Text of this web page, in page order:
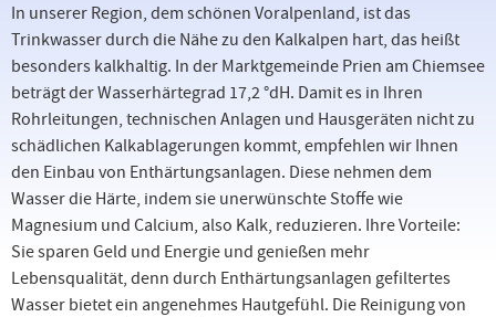
In unserer Region, dem schönen Voralpenland, ist das
Trinkwasser durch die Nähe zu den Kalkalpen hart, das heißt
besonders kalkhaltig. In der Marktgemeinde Prien am Chiemsee
beträgt der Wasserhärtegrad 17,2 °dH. Damit es in Ihren
Rohrleitungen, technischen Anlagen und Hausgeräten nicht zu
schädlichen Kalkablagerungen kommt, empfehlen wir Ihnen
den Einbau von Enthärtungsanlagen. Diese nehmen dem
Wasser die Härte, indem sie unerwünschte Stoffe wie
Magnesium und Calcium, also Kalk, reduzieren. Ihre Vorteile:
Sie sparen Geld und Energie und genießen mehr
Lebensqualität, denn durch Enthärtungsanlagen gefiltertes
Wasser bietet ein angenehmes Hautgefühl. Die Reinigung von